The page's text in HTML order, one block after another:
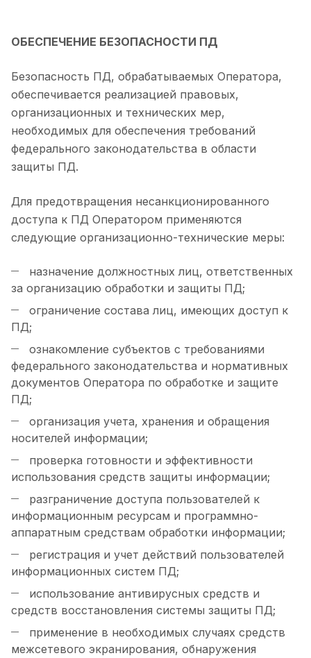
ОБЕСПЕЧЕНИЕ БЕЗОПАСНОСТИ ПД
Безопасность ПД, обрабатываемых Оператора,
обеспечивается реализацией правовых,
организационных и технических мер,
необходимых для обеспечения требований
федерального законодательства в области
защиты ПД.
Для предотвращения несанкционированного
доступа к ПД Оператором применяются
следующие организационно-технические меры:
назначение должностных лиц, ответственных
за организацию обработки и защиты ПД;
ограничение состава лиц, имеющих доступ к
ПД;
ознакомление субъектов с требованиями
федерального законодательства и нормативных
документов Оператора по обработке и защите
ПД;
организация учета, хранения и обращения
носителей информации;
проверка готовности и эффективности
использования средств защиты информации;
разграничение доступа пользователей к
информационным ресурсам и программно-
аппаратным средствам обработки информации;
регистрация и учет действий пользователей
информационных систем ПД;
использование антивирусных средств и
средств восстановления системы защиты ПД;
применение в необходимых случаях средств
межсетевого экранирования, обнаружения